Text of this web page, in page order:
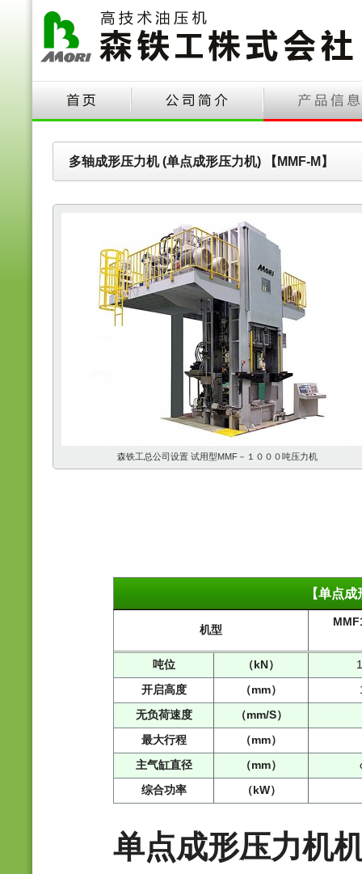
多轴成形压力机 (单点成形压力机) 【MMF-M】
森铁工总公司设置 试用型MMF－１０００吨压力机
【单点
机型
吨位 （kN）
开启高度 （mm）
无负荷速度 （mm/S）
最大行程 （mm）
主气缸直径 （mm）
综合功率 （kW）
单点成形压力机